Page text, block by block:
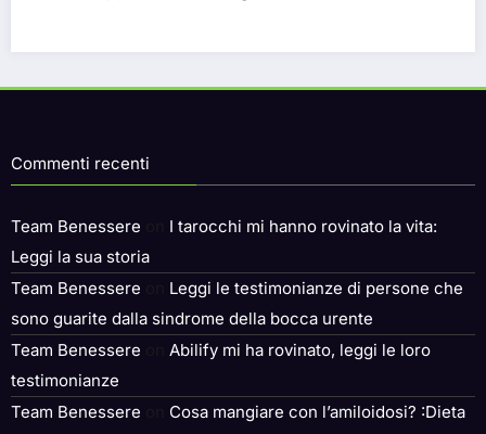
Commenti recenti
Team Benessere
I tarocchi mi hanno rovinato la vita:
Leggi la sua storia
Team Benessere
Leggi le testimonianze di persone che
sono guarite dalla sindrome della bocca urente
Team Benessere
Abilify mi ha rovinato, leggi le loro
testimonianze
Team Benessere
Cosa mangiare con l’amiloidosi? :Dieta